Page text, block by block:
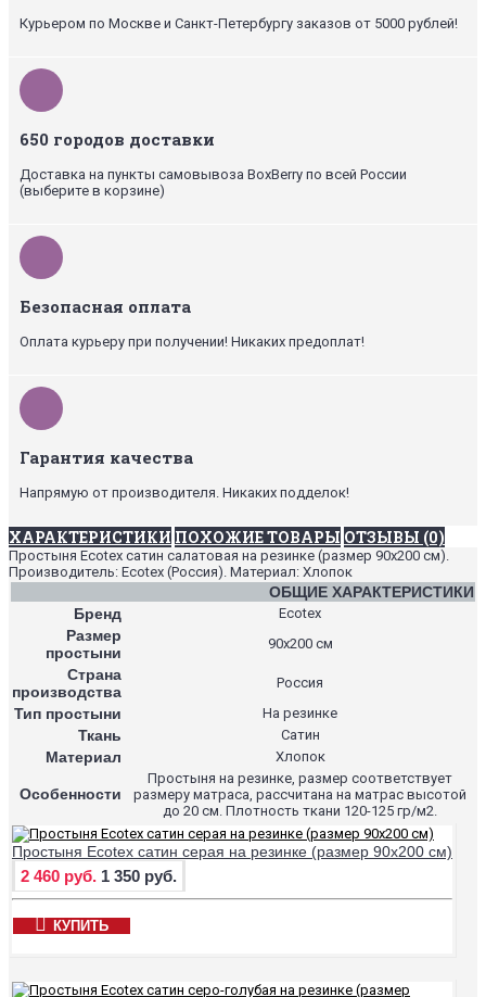
Курьером по Москве и Санкт-Петербургу заказов от 5000 рублей!
650 городов доставки
Доставка на пункты самовывоза BoxBerry по всей России
(выберите в корзине)
Безопасная оплата
Оплата курьеру при получении! Никаких предоплат!
Гарантия качества
Напрямую от производителя. Никаких подделок!
ХАРАКТЕРИСТИКИ ПОХОЖИЕ ТОВАРЫ ОТЗЫВЫ (0)
Простыня Ecotex сатин салатовая на резинке (размер 90х200 см).
Производитель: Ecotex (Россия). Материал: Хлопок
ОБЩИЕ ХАРАКТЕРИСТИКИ
Бренд
Ecotex
Размер
простыни
90х200 см
Страна
производства
Россия
Тип простыни На резинке
Ткань Сатин
Материал Хлопок
Особенности
Простыня на резинке, размер соответствует
размеру матраса, рассчитана на матрас высотой
до 20 см. Плотность ткани 120-125 гр/м2.
Простыня Ecotex сатин серая на резинке (размер 90х200 см)
2 460 руб. 1 350 руб.
КУПИТЬ